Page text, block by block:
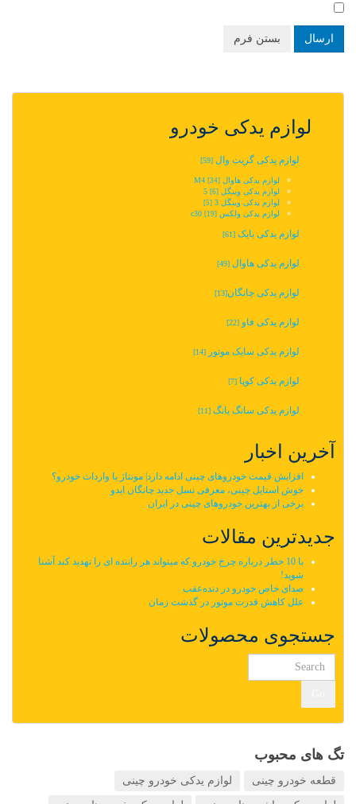
ارسال بستن فرم
لوازم یدکی خودرو
لوازم یدکی گریت وال [59]
لوازم یدکی هاوال M4 [34]
لوازم یدکی وینگل 5‬‎ [6]
لوازم یدکی وینگل 3 [5]
لوازم یدکی ولکس c30 [19]
لوازم یدکی بایک [61]
لوازم یدکی هاوال [49]
لوازم یدکی چانگان‬‎[13]
لوازم یدکی فاو [22]
لوازم یدکی سایک موتور [14]
لوازم یدکی کوپا [7]
لوازم یدکی سانگ یانگ [11]
آخرین اخبار
افزایش قیمت خودروهای چینی ادامه دارد| مونتاژ یا واردات خودرو؟
خوش استایل چینی، معرفی نسل جدید چانگان ایدو
برخی از بهترین خودروهای چینی در ایران
جدیدترین مقالات
با 10 خطر درباره چرخ خودرو که میتواند هر راننده ای را تهدید کند آشنا
شوید!
صدای خاص خودرو در دنده‌عقب
علل کاهش قدرت موتور در گذشت زمان
جستجوی محصولات
تگ های محبوب
قطعه خودرو چینی لوازم یدکی خودرو چینی